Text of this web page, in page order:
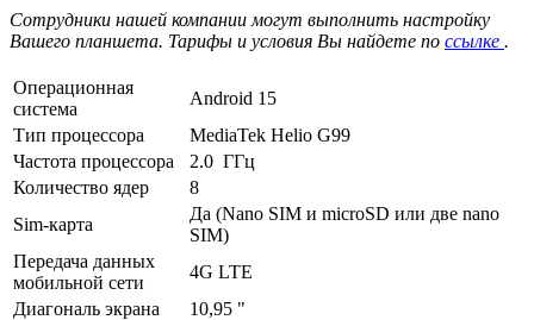
Сотрудники нашей компании могут выполнить настройку
Вашего планшета. Тарифы и условия Вы найдете по ссылке .
Операционная
система
Android 15
Тип процессора
MediaTek Helio G99
Частота процессора
2.0 ГГц
Количество ядер
8
Sim-карта
Да (Nano SIM и microSD или две nano
SIM)
Передача данных
мобильной сети
4G LTE
Диагональ экрана
10,95 "